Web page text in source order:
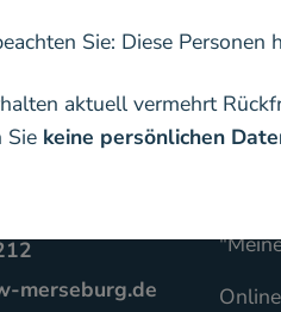
Sie: Diese Personen
aktuell vermehrt
Sie keine persönlichen
03461 454545
merseburg.de